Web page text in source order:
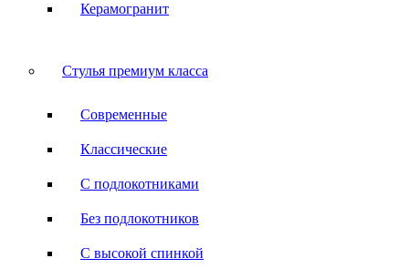
Керамогранит
Стулья премиум класса
Современные
Классические
С подлокотниками
Без подлокотников
С высокой спинкой